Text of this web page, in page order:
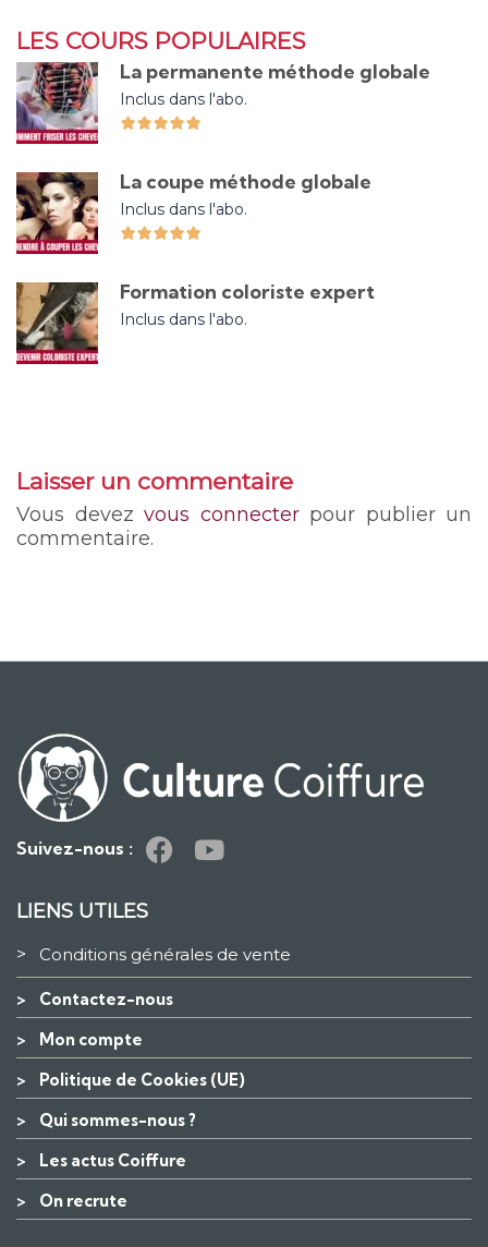
LES COURS POPULAIRES
La permanente méthode globale
Inclus dans l'abo.
La coupe méthode globale
Inclus dans l'abo.
Formation coloriste expert
Inclus dans l'abo.
Laisser un commentaire
Vous devez vous connecterpour publier un
commentaire.
Suivez-nous :
LIENS UTILES
> Conditions générales de vente
> Contactez-nous
> Mon compte
> Politique de Cookies (UE)
> Qui sommes-nous ?
> Les actus Coiffure
> On recrute